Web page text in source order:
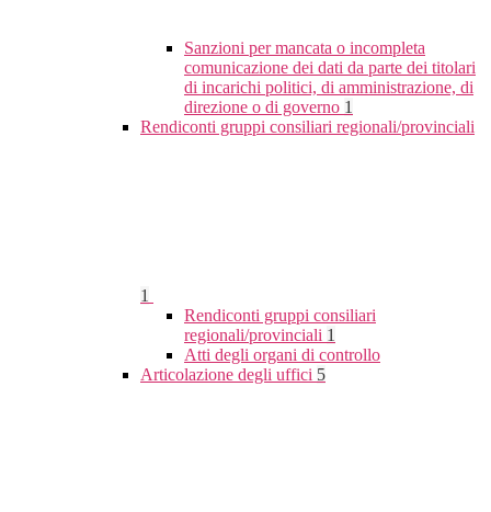
Sanzioni per mancata o incompleta
comunicazione dei dati da parte dei titolari
di incarichi politici, di amministrazione, di
direzione o di governo 1
Rendiconti gruppi consiliari regionali/provinciali
1
Rendiconti gruppi consiliari
regionali/provinciali 1
Atti degli organi di controllo
Articolazione degli uffici 5